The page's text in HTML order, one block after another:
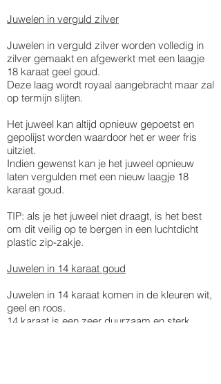
Juwelen in verguld zilver
​Juwelen in verguld zilver worden volledig in
zilver gemaakt en afgewerkt met een laagje
18 karaat geel goud.
Deze laag wordt royaal aangebracht maar zal
op termijn slijten.
Het juweel kan altijd opnieuw gepoetst en
gepolijst worden waardoor het er weer fris
uitziet.
Indien gewenst kan je het juweel opnieuw
laten vergulden met een nieuw laagje 18
karaat goud.
TIP: als je het juweel niet draagt, is het best
om dit veilig op te bergen in een luchtdicht
plastic zip-zakje.
Juwelen in 14 karaat goud
Juwelen in 14 karaat komen in de kleuren wit,
geel en roos.
14 karaat is een zeer duurzaam en sterk